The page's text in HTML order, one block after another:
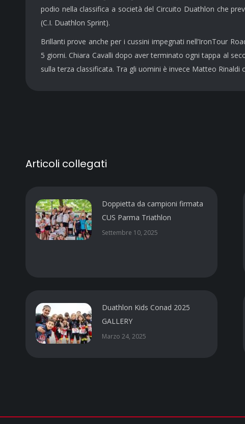
podio nella classifica a società del Circuito Duathlon che
(C.I. Duathlon Sprint).
Brillanti prove anche per i cussini impegnati nell’IronTour
5 giorni. Chiara Cavalli dopo aver terminato ogni tappa al
sulla terza classificata. Tra gli uomini è invece Matteo
Articoli collegati
Doppietta da campioni firmata
CUS Parma Triathlon
Settembre 10, 2025
Duathlon Kids Conad 2025
GALLERY
Marzo 24, 2025